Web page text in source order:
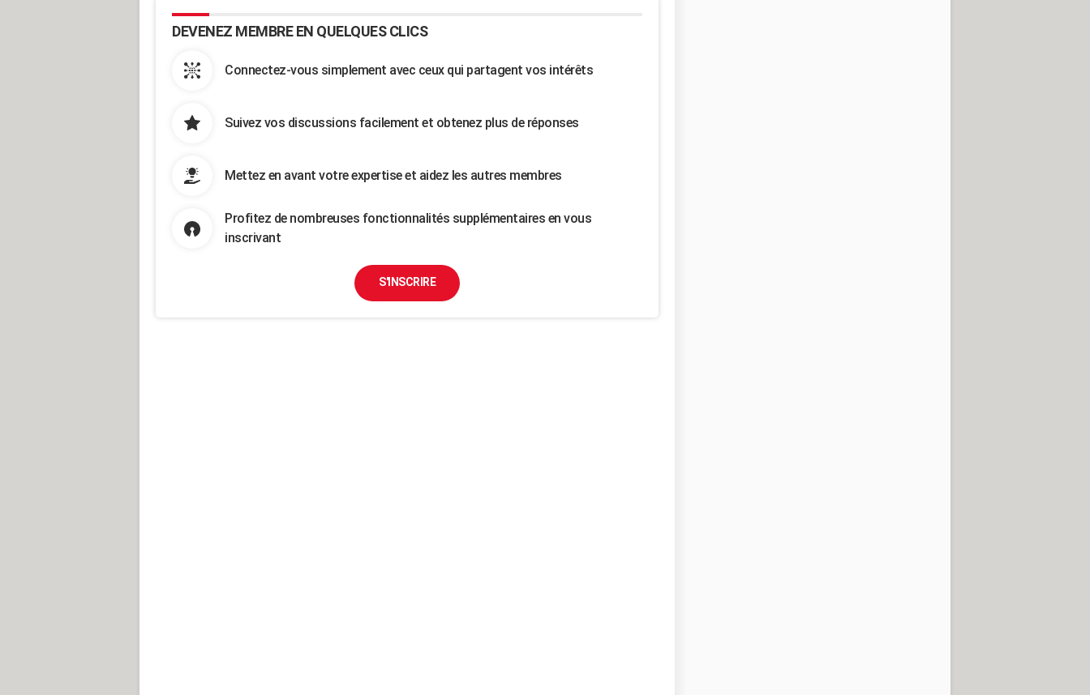
DEVENEZ MEMBRE EN QUELQUES CLICS
Connectez-vous simplement avec ceux qui partagent vos intérêts
Suivez vos discussions facilement et obtenez plus de réponses
Mettez en avant votre expertise et aidez les autres membres
Profitez de nombreuses fonctionnalités supplémentaires en vous
inscrivant
S'INSCRIRE